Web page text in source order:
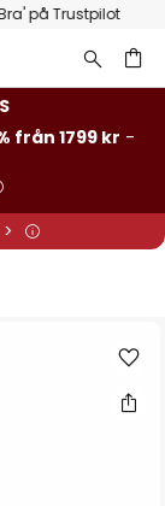
från 1799 kr -